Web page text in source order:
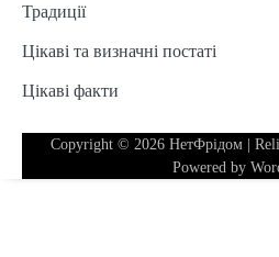
Традиції
Цікаві та визначні постаті
Цікаві факти
Copyright © 2026 НетФрідом |
Powered by